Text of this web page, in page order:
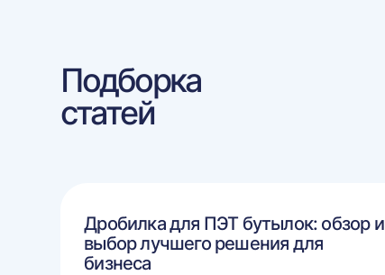
Подборка
статей
Дробилка для ПЭТ бутылок: обзор и
выбор лучшего решения для
бизнеса